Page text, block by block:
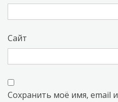
Сайт
Сохранить моё имя, email